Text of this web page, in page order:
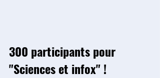
300 participants pour
"Sciences et infox" !